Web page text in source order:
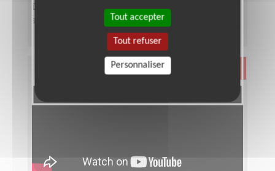
Disponibilité demandée :Une demi journée par
semaine, le samedi matin.Tout accepter
Tout refuser
Personnaliser